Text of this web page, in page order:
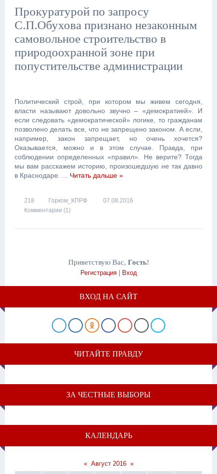
Прокуратурой по запросу
С.П.Обухова признано незаконным
самовольное строительство в
природоохранной зоне при
попустительстве администрации
Политический строй, при котором мы живем сегодня,
власти называют довольно звучно – «демократией». И
если следовать «демократической» логике, то гражданам
позволено делать все, что не запрещено законом. А если,
например, закон запрещает, но очень хочется?
Оказывается, можно и в этом случае. Правда, при
соблюдении определенных «правил». Не верите? Тогда
мы вам расскажем историю, произошедшую не так давно
в Краснодаре.
Читать дальше »
218 Горком_КПРФ
07.08.2016
Комментарии (1)
Приветствую Вас, Гость!
Регистрация| Вход
ВХОД НА САЙТ
ЧИТАЙТЕ ПРАВДУ
ЗА ЧЕСТНЫЕ ВЫБОРЫ
КАЛЕНДАРЬ
« Август 2016 »